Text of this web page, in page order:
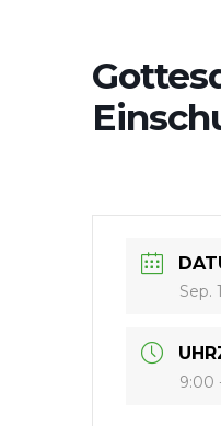
Sep.
9:00